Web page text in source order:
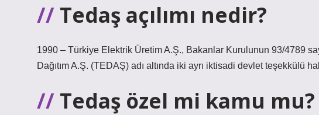
Tedaş açılımı nedir?
1990 – Türkiye Elektrik Üretim A.Ş., Bakanlar Kurulunun 93/4789
Dağıtım A.Ş. (TEDAŞ) adı altında iki ayrı iktisadi devlet teşekkülü
Tedaş özel mi kamu mu?